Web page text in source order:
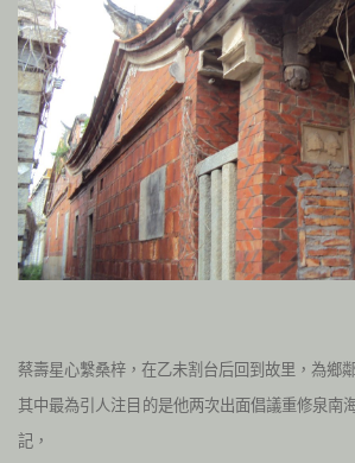
蔡壽星心繫桑梓，在乙未割台后回到故里，為鄉
其中最為引人注目的是他两次出面倡議重修泉南
記，